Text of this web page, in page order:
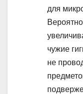
для
чужие
не